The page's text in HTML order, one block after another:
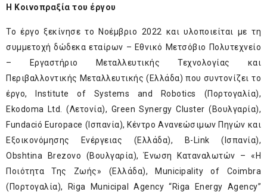
H Κοινοπραξία του έργου
Το έργο ξεκίνησε το Νοέμβριο 2022 και υλοποιείται με τη
συμμετοχή δώδεκα εταίρων – Εθνικό Μετσόβιο Πολυτεχνείο
– Εργαστήριο Μεταλλευτικής Τεχνολογίας και
Περιβαλλοντικής Μεταλλευτικής (Ελλάδα) που συντονίζει το
έργο, Institute of Systems and Robotics (Πορτογαλία),
Ekodoma Ltd. (Λετονία), Green Synergy Cluster (Βουλγαρία),
Fundació Europace (Ισπανία), Κέντρο Ανανεώσιμων Πηγών και
Εξοικονόμησης Ενέργειας (Ελλάδα), B-Link (Ισπανία),
Obshtina Brezovo (Βουλγαρία), Ένωση Καταναλωτών – «Η
Ποιότητα Της Ζωής» (Ελλάδα), Municipality of Coimbra
(Πορτογαλία), Riga Municipal Agency “Riga Energy Agency”